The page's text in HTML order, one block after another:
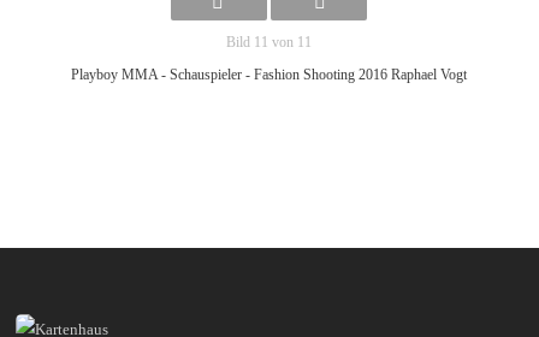
Bild 11 von 11
Playboy MMA - Schauspieler - Fashion Shooting 2016 Raphael Vogt